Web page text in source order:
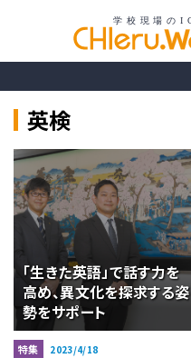
英検
「生きた英語」で話す力を
高め、異文化を探求する姿
勢をサポート
特集 2023/4/18